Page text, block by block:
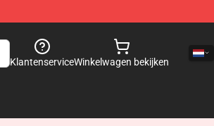
KlantenserviceWinkelwagen bekijken